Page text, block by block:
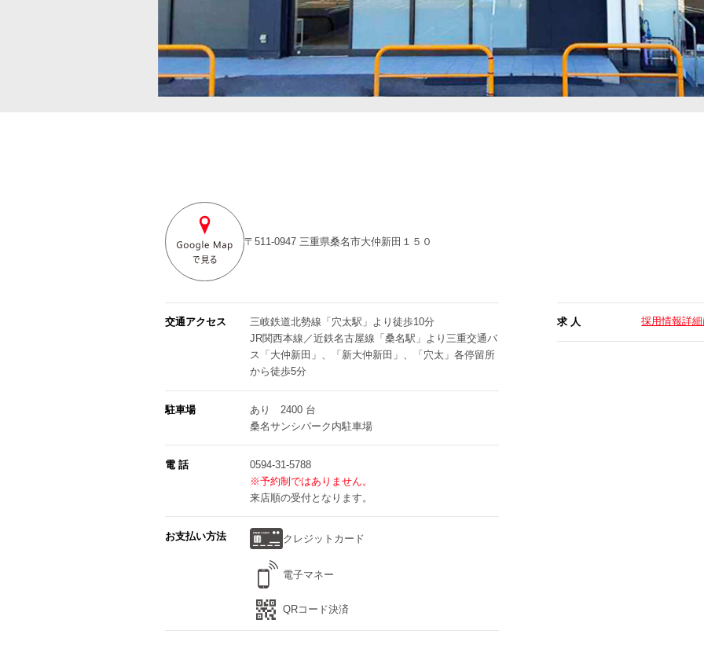
〒511-0947 三重県桑名市大仲新田１５０
交通アクセス
三岐鉄道北勢線「穴太駅」より徒歩10分
JR関西本線／近鉄名古屋線「桑名駅」より三重交通バ
ス「大仲新田」、「新大仲新田」、「穴太」各停留所
から徒歩5分
駐車場
あり 2400 台
桑名サンシパーク内駐車場
電 話
0594-31-5788
※予約制ではありません。
来店順の受付となります。
お支払い方法 クレジットカード
電子マネー
QRコード決済
求 人 採用情報詳